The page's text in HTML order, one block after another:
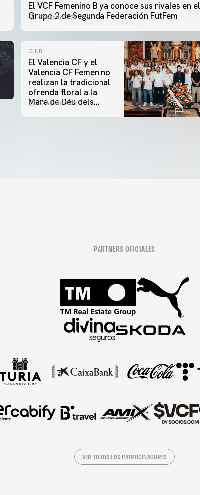
El VCF Femenino B ya conoce sus rivales en el
Grupo 2 de Segunda Federación FutFem
07 agosto 2026
CLUB
El Valencia CF y el
Valencia CF Femenino
realizan la tradicional
ofrenda floral a la
Mare de Déu dels
07 agosto 2026
PARTNERS OFICIALES
VER TODOS LOS PATROCINADORES